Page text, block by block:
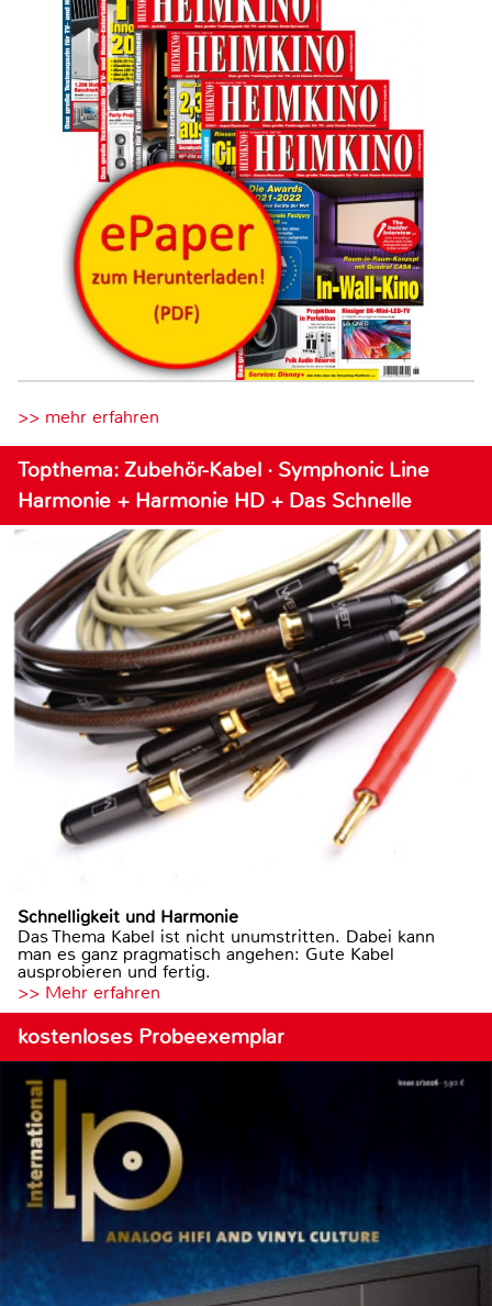
>> mehr erfahren
Topthema: Zubehör-Kabel · Symphonic Line
Harmonie + Harmonie HD + Das Schnelle
Schnelligkeit und Harmonie
Das Thema Kabel ist nicht unumstritten. Dabei kann
man es ganz pragmatisch angehen: Gute Kabel
ausprobieren und fertig.
>> Mehr erfahren
kostenloses Probeexemplar